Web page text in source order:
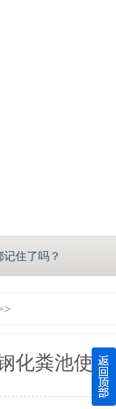
住了吗？
化粪池的这几点原因
化粪池使